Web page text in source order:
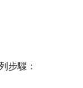
步驟：